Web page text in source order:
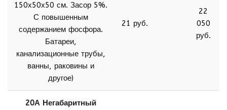
150х50х50 см. Засор 5%.
С повышенным
содержанием фосфора.
Батареи,
канализационные трубы,
ванны, раковины и
другое)
21 руб.
22
050
руб.
20А Негабаритный